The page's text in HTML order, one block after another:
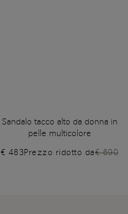
Sandalo tacco alto da donna in
pelle multicolore
€ 483Prezzo ridotto da€ 690